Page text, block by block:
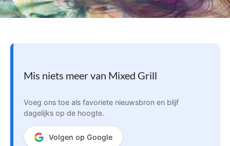
Mis niets meer van Mixed Grill
Voeg ons toe als favoriete nieuwsbron en blijf
dagelijks op de hoogte.
Volgen op Google